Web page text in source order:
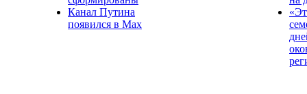
Канал Путина
появился в Max